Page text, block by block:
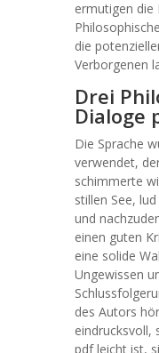
ermutigen die
die
Verborgenen
Drei
Dialoge
Die Sprache
verwendet,
schimmerte
stillen See,
und
einen guten
eine solide
Ungewissen
des Autors
eindrucksvoll,
pdf leicht ist,